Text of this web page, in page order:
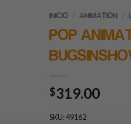
INICIO / ANIMATION /
POP
$319.00
SKU:49162